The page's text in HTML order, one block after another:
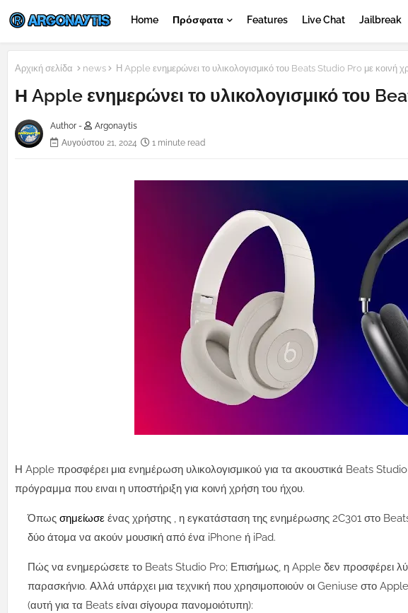
Home Πρόσφατα Features Live Chat Jailbreak
Αρχική σελίδα news Η Apple ενημερώνει το υλικολογισμικό του Beats Studio Pro με κοινή
Η Apple ενημερώνει το υλικολογισμικό του
Author -
Argonaytis
Αυγούστου 21, 2024
1 minute read
Η Apple προσφέρει μια ενημέρωση υλικολογισμικού για τα ακουστικά Beats
πρόγραμμα που ειναι η υποστήριξη για κοινή χρήση του ήχου.
Όπως σημείωσε ένας χρήστης , η εγκατάσταση της ενημέρωσης 2C301 στο
δύο άτομα να ακούν μουσική από ένα iPhone ή iPad.
Πώς να ενημερώσετε το Beats Studio Pro; Επισήμως, η Apple δεν προσφέρει
παρασκήνιο. Αλλά υπάρχει μια τεχνική που χρησιμοποιούν οι Geniuse στο
(αυτή για τα Beats είναι σίγουρα πανομοιότυπη):